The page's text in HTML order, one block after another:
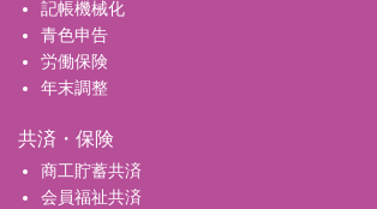
記帳機械化
青色申告
労働保険
年末調整
共済・保険
商工貯蓄共済
会員福祉共済